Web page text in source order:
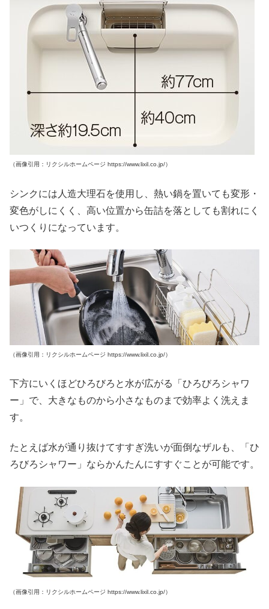
（画像引用：リクシルホームページ https://www.lixil.co.jp/）
シンクには人造大理石を使用し、熱い鍋を置いても変形・
変色がしにくく、高い位置から缶詰を落としても割れにく
いつくりになっています。
（画像引用：リクシルホームページ https://www.lixil.co.jp/）
下方にいくほどひろびろと水が広がる「ひろびろシャワ
ー」で、大きなものから小さなものまで効率よく洗えま
す。
たとえば水が通り抜けてすすぎ洗いが面倒なザルも、「ひ
ろびろシャワー」ならかんたんにすすぐことが可能です。
（画像引用：リクシルホームページ https://www.lixil.co.jp/）